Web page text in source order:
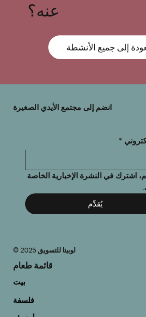
عنه؟
إلى جميع الأنشطة
انضم إلى مجتمع الأيدي الصغيرة
*
يُقدِّم
قائمة طعام
بيت
فلسفة
© 2025 لوبيتا للتسويق